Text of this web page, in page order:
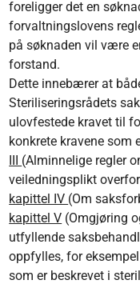
foreligger det en
forvaltningslovens
på søknaden vil være
forstand.
Dette innebærer at
Steriliseringsrådets
ulovfestede kravet til
konkrete kravene som
III (Alminnelige regler
veiledningsplikt
kapittel IV (Om
kapittel V (Omgjøring
utfyllende
oppfylles, for
som er beskrevet i